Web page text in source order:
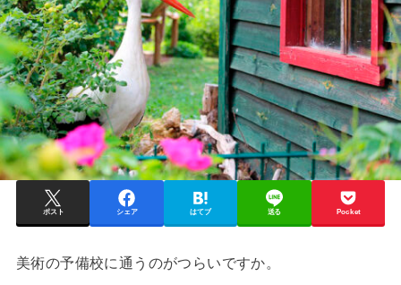
ポスト シェア はてブ 送る Pocket
美術の予備校に通うのがつらいですか。